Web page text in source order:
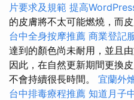
片要求及規範 提高
的皮膚將不太可能燃燒，而
台中全身按摩推薦 商業登記
達到的顏色尚未耐用，並且
因此，在自然更新期間更換
不會持續很長時間。 宜蘭外
台中排毒療程推薦 知道月子